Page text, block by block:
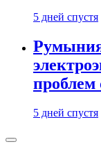
5 дней спустя
проблем
5 дней спустя